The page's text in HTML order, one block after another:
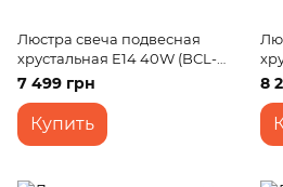
Люстра свеча подвесная
хрустальная E14 40W (BCL-
664S/5)
7 499 грн
Купить
8